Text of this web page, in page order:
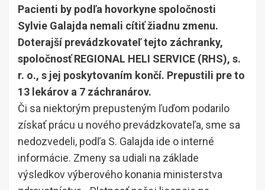
Pacienti by podľa hovorkyne spoločnosti
Sylvie Galajda nemali cítiť žiadnu zmenu.
Doterajší prevádzkovateľ tejto záchranky,
spoločnosť REGIONAL HELI SERVICE (RHS), s.
r. o., s jej poskytovaním končí. Prepustili pre to
13 lekárov a 7 záchranárov.
Či sa niektorým prepusteným ľuďom podarilo
získať prácu u nového prevádzkovateľa, sme sa
nedozvedeli, podľa S. Galajda ide o interné
informácie. Zmeny sa udiali na základe
výsledkov výberového konania ministerstva